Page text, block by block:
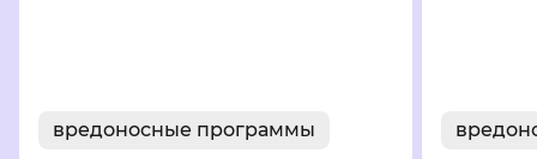
вредоносные программы